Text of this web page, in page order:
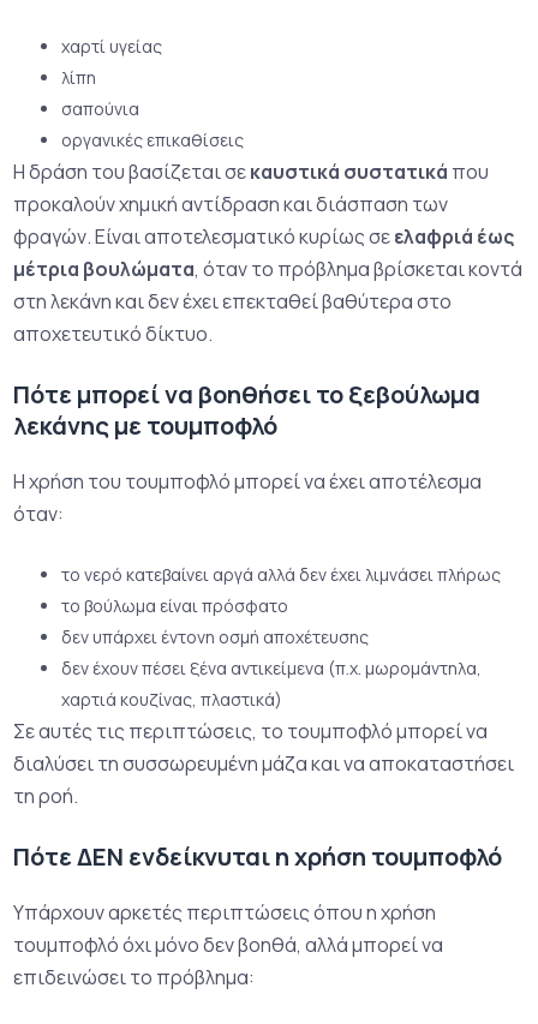
χαρτί υγείας
λίπη
σαπούνια
οργανικές επικαθίσεις
Η δράση του βασίζεται σεκαυστικά συστατικά που
προκαλούν χημική αντίδραση και διάσπαση των
φραγών. Είναι αποτελεσματικό κυρίως σεελαφριά έως
μέτρια βουλώματα, όταν το πρόβλημα βρίσκεται κοντά
στη λεκάνη και δεν έχει επεκταθεί βαθύτερα στο
αποχετευτικό δίκτυο.
Πότε μπορεί να βοηθήσει το ξεβούλωμα
λεκάνης με τουμποφλό
Η χρήση του τουμποφλό μπορεί να έχει αποτέλεσμα
όταν:
το νερό κατεβαίνει αργά αλλά δεν έχει λιμνάσει πλήρως
το βούλωμα είναι πρόσφατο
δεν υπάρχει έντονη οσμή αποχέτευσης
δεν έχουν πέσει ξένα αντικείμενα (π.χ. μωρομάντηλα,
χαρτιά κουζίνας, πλαστικά)
Σε αυτές τις περιπτώσεις, το τουμποφλό μπορεί να
διαλύσει τη συσσωρευμένη μάζα και να αποκαταστήσει
τη ροή.
Πότε ΔΕΝ ενδείκνυται η χρήση τουμποφλό
Υπάρχουν αρκετές περιπτώσεις όπου η χρήση
τουμποφλό όχι μόνο δεν βοηθά, αλλά μπορεί να
επιδεινώσει το πρόβλημα: